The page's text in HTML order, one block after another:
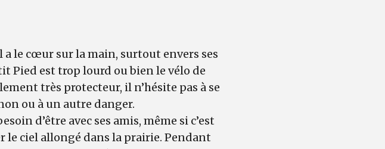
le cœur sur la main, surtout envers ses
Pied est trop lourd ou bien le vélo de
très protecteur, il n’hésite pas à se
ou à un autre danger.
d’être avec ses amis, même si c’est
le ciel allongé dans la prairie. Pendant